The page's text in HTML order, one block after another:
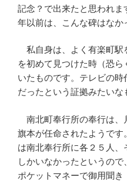
記念？で出来たと思われま
年以前は、こんな碑はなか
私自身は、よく有楽町駅
を初めて見つけた時（恐
いたものです。テレビの
だったという証拠みたいな
南北町奉行所の奉行は、
旗本が任命されたようです
は南北奉行所に各２５人、
しかいなかったというの
ポケットマネーで御用聞